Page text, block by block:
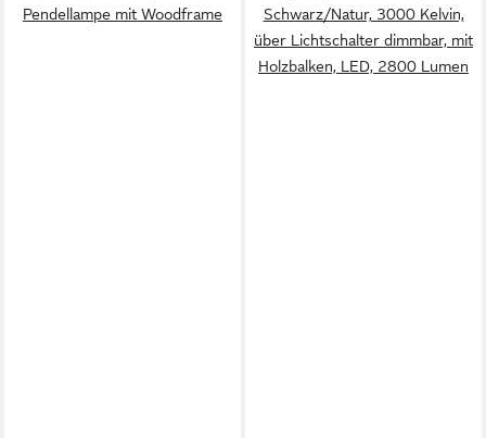
Pendellampe mit Woodframe
Schwarz/Natur, 3000 Kelvin,
über Lichtschalter dimmbar, mit
Holzbalken, LED, 2800 Lumen